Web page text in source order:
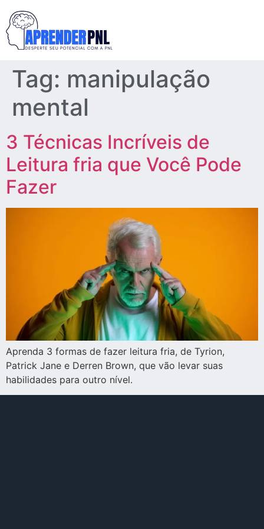
Tag: manipulação
mental
3 Técnicas Incríveis de
Leitura fria que Você Pode
Fazer
Aprenda 3 formas de fazer leitura fria, de Tyrion,
Patrick Jane e Derren Brown, que vão levar suas
habilidades para outro nível.